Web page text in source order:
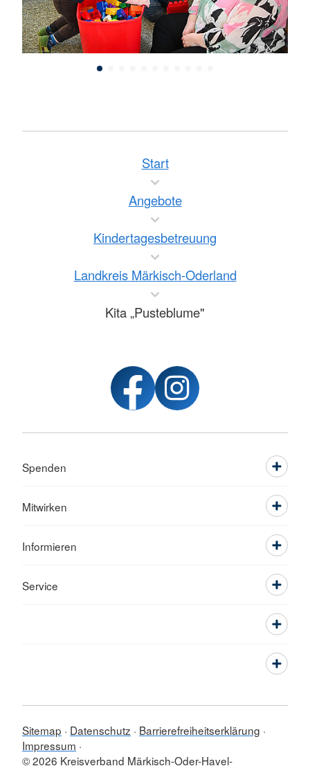
Start
Angebote
Kindertagesbetreuung
Landkreis Märkisch-Oderland
Kita „Pusteblume"
Spenden
Mitwirken
Informieren
Service
Sitemap Datenschutz
Barrierefreiheitserklärung
Impressum
© 2026 Kreisverband Märkisch-Oder-Havel-